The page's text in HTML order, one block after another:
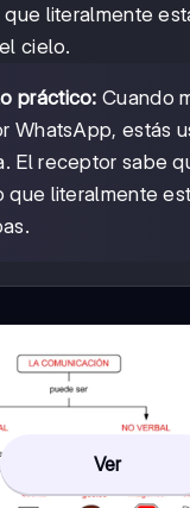
que literalmente
cielo.
práctico: Cuando
WhatsApp, estás
El receptor sabe
que literalmente
Ver